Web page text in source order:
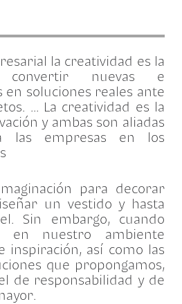
la creatividad es la
convertir nuevas e
en soluciones reales ante
... La creatividad es la
y ambas son aliadas
las empresas en los
para decorar
un vestido y hasta
Sin embargo, cuando
en nuestro ambiente
inspiración, así como las
que propongamos,
de responsabilidad y de